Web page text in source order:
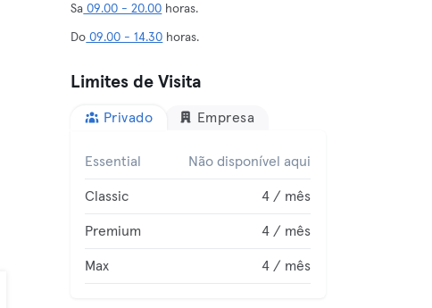
Sa 09.00 - 20.00 horas.
Do 09.00 - 14.30 horas.
Limites de Visita
Privado Empresa
Essential Não disponível aqui
Classic 4 / mês
Premium 4 / mês
Max 4 / mês